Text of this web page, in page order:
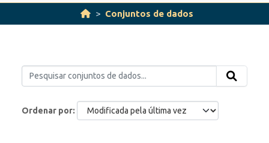
Conjuntos de dados
Ordenar por